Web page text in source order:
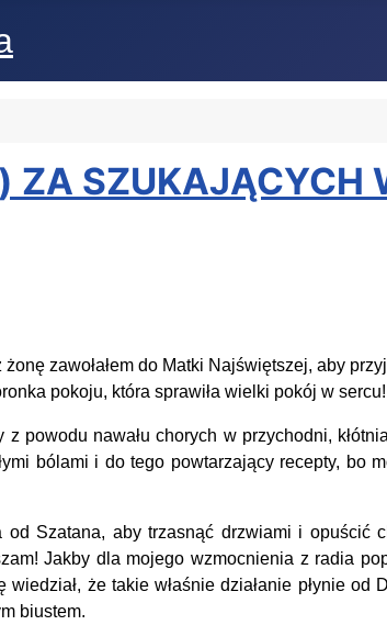
ZA SZUKAJĄCYCH
zawołałem do Matki Najświętszej, aby
pokoju, która sprawiła wielki pokój w sercu!
powodu nawału chorych w przychodni,
bólami i do tego powtarzający recepty, bo
Szatana, aby trzasnąć drzwiami i opuścić
Jakby dla mojego wzmocnienia z radia
że takie właśnie działanie płynie od
biustem.